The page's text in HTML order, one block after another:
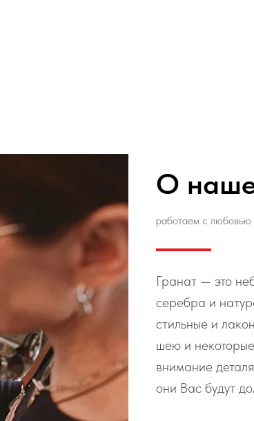
О
работаем с любовью
Гранат — это
серебра и
стильные и
шею и
внимание
они Вас будут